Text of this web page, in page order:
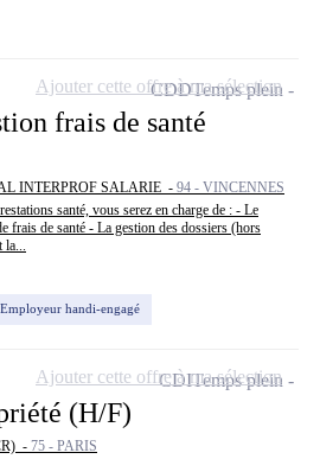
frais de santé
INTERPROF SALARIE - 94 - VINCENNES
santé, vous serez en charge de : - Le
frais de santé - La gestion des dossiers (hors
la...
Employeur handi-engagé
CDDTemps plein
Ajouter cette offre à ma sélection
(H/F)
- 75 - PARIS
CDITemps plein
Ajouter cette offre à ma sélection